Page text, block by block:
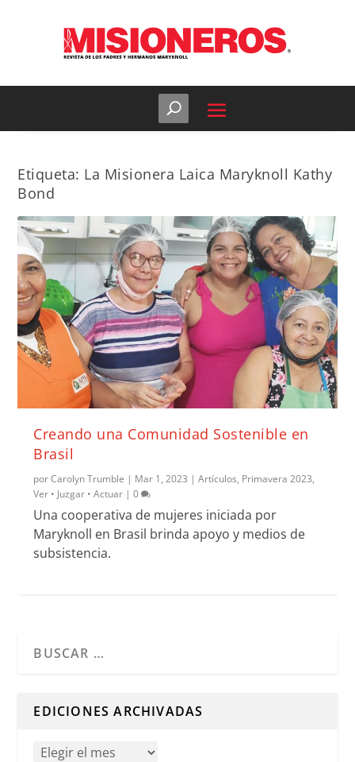
Etiqueta: La Misionera Laica Maryknoll Kathy
Bond
Creando una Comunidad Sostenible en
Brasil
porCarolyn Trumble | Mar 1, 2023 |Artículos, Primavera 2023,
Ver • Juzgar • Actuar |0
Una cooperativa de mujeres iniciada por
Maryknoll en Brasil brinda apoyo y medios de
subsistencia.
EDICIONES ARCHIVADAS